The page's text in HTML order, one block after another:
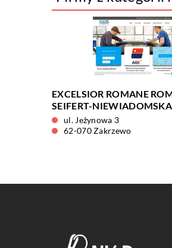
EXCELSIOR ROMANE
SEIFERT-NIEWIADOMSKA
ul. Jeżynowa 3
62-070 Zakrzewo